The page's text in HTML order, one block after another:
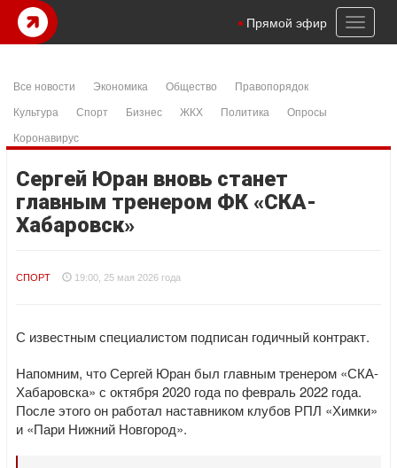
Toggle
Прямой эфир
Все новости Экономика Общество
Правопорядок
Культура
Спорт Бизнес ЖКХ Политика
Опросы
Коронавирус
Сергей Юран вновь станет
главным тренером ФК «СКА-
Хабаровск»
СПОРТ 19:00, 25 мая 2026 года
С известным специалистом подписан годичный контракт.
Напомним, что Сергей Юран был главным тренером «СКА-
Хабаровска» с октября 2020 года по февраль 2022 года.
После этого он работал наставником клубов РПЛ «Химки»
и «Пари Нижний Новгород».